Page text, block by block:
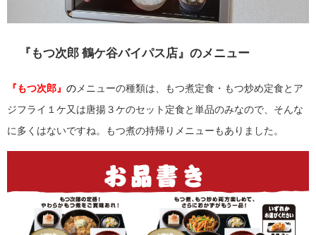
『もつ次郎 鶴ケ谷バイパス店』のメニュー
『もつ次郎』 の メニューの種類は、もつ煮定食・もつ炒め定食とア
ジフライ１ケ又は唐揚３ケのセット定食と単品のみなので、そんな
に多くはないですね。もつ煮の持帰りメニューもありました。